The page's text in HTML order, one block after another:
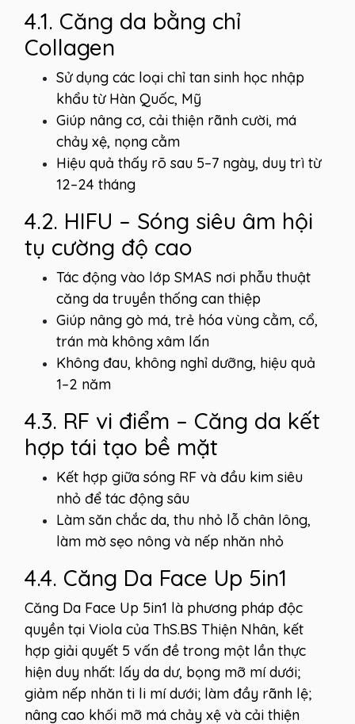
4.1. Căng da bằng chỉ
Collagen
Sử dụng các loại chỉ tan sinh học nhập
khẩu từ Hàn Quốc, Mỹ
Giúp nâng cơ, cải thiện rãnh cười, má
chảy xệ, nọng cằm
Hiệu quả thấy rõ sau 5–7 ngày, duy trì từ
12–24 tháng
4.2. HIFU – Sóng siêu âm hội
tụ cường độ cao
Tác động vào lớp SMAS nơi phẫu thuật
căng da truyền thống can thiệp
Giúp nâng gò má, trẻ hóa vùng cằm, cổ,
trán mà không xâm lấn
Không đau, không nghỉ dưỡng, hiệu quả
1–2 năm
4.3. RF vi điểm – Căng da kết
hợp tái tạo bề mặt
Kết hợp giữa sóng RF và đầu kim siêu
nhỏ để tác động sâu
Làm săn chắc da, thu nhỏ lỗ chân lông,
làm mờ sẹo nông và nếp nhăn nhỏ
4.4. Căng Da Face Up 5in1
Căng Da Face Up 5in1 là phương pháp độc
quyền tại Viola của ThS.BS Thiện Nhân, kết
hợp giải quyết 5 vấn đề trong một lần thực
hiện duy nhất: lấy da dư, bọng mỡ mí dưới;
giảm nếp nhăn ti li mí dưới; làm đầy rãnh lệ;
nâng cao khối mỡ má chảy xệ và cải thiện